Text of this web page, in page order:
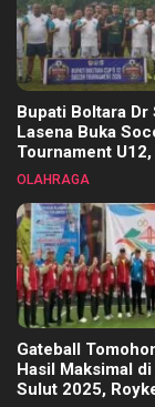
Bupati Boltara Dr
Lasena Buka
Tournament
Pembinaan
OLAHRAGA
Gateball
Hasil Maksimal
Sulut 2025,